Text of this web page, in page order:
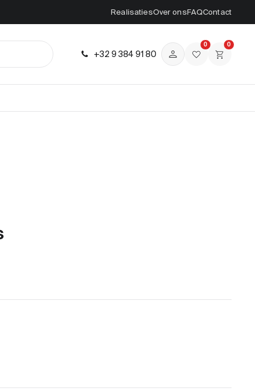
RealisatiesOver onsFAQContact
0
0
+32 9 384 91 80